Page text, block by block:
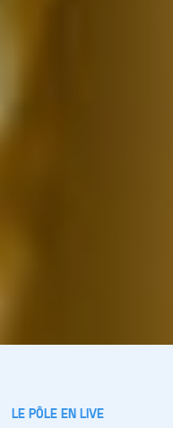
LE PÔLE EN LIVE